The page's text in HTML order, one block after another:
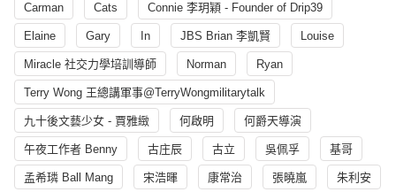
Carman Cats Connie 李玥穎 - Founder of Drip39
Elaine Gary In JBS Brian 李凱賢 Louise
Miracle 社交力學培訓導師 Norman Ryan
Terry Wong 王總講軍事@TerryWongmilitarytalk
九十後文藝少女 - 賈雅緻 何啟明 何爵天導演
午夜工作者 Benny 古庄辰 古立 吳佩孚 基哥
孟希璘 Ball Mang 宋浩暉 康常治 張曉嵐 朱利安